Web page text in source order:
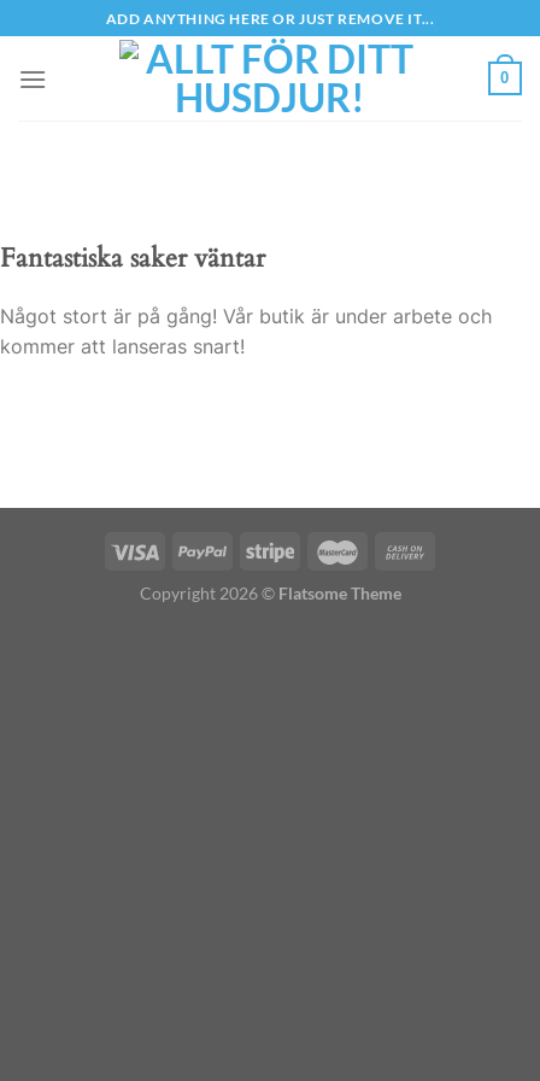
to
content
ADD ANYTHING HERE OR JUST REMOVE IT...
0
Fantastiska saker väntar
Något stort är på gång! Vår butik är under arbete och
kommer att lanseras snart!
Copyright 2026 © Flatsome Theme